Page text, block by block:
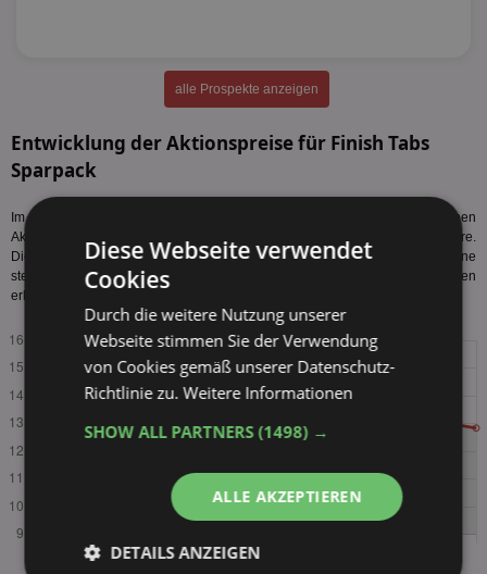
alle Prospekte anzeigen
Entwicklung der Aktionspreise für Finish Tabs
Sparpack
Im folgenden Diagramm sehen Sie die Entwicklung der durchschnittlichen
Aktionspreise von Finish Tabs Sparpack 74 - 135 Stück der letzten zwei Jahre.
Die durchschnittlichen Aktionspreise zeigen über den gesamten Zeitraum eine
steigende Tendenz. In den letzten Quartalen sind Preissteigerungen
erkennbar. Tabellarischen Preisverlauf
Diese Webseite verwendet
Cookies
Durch die weitere Nutzung unserer
Webseite stimmen Sie der Verwendung
von Cookies gemäß unserer Datenschutz-
Richtlinie zu.Weitere Informationen
SHOW ALL PARTNERS(1498) →
ALLE AKZEPTIEREN
DETAILS ANZEIGEN